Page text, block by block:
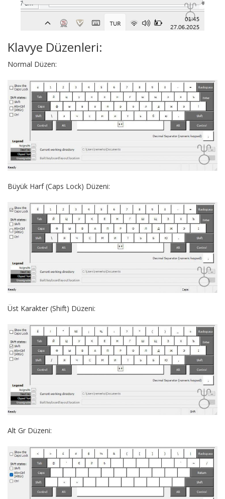
Klavye Düzenleri:
Normal Düzen:
Büyük Harf (Caps Lock) Düzeni:
Üst Karakter (Shift) Düzeni:
Alt Gr Düzeni: